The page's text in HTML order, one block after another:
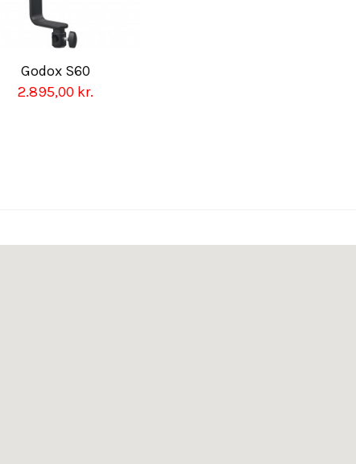
Godox S60
2.895,00 kr.